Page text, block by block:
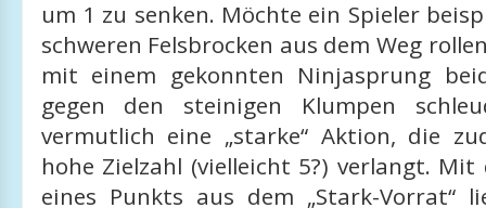
um 1 zu senken. Möchte ein Spieler
schweren Felsbrocken aus dem Weg
mit einem gekonnten Ninjasprung
gegen den steinigen Klumpen
vermutlich eine „starke“ Aktion, die
hohe Zielzahl (vielleicht 5?) verlangt. Mit
eines Punkts aus dem „Stark-Vorrat“